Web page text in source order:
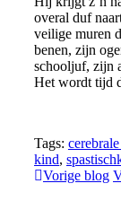
overal duf
veilige muren
benen, zijn
schooljuf, zijn
Het wordt tijd
Tags:
kind,
Vorige blog